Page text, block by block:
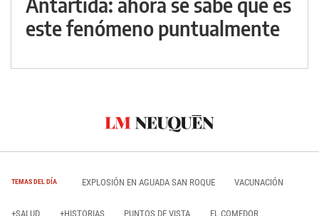
este fenómeno puntualmente
TEMAS DEL DÍA EXPLOSIÓN EN AGUADA SAN ROQUE VACUNACIÓN
+SALUD +HISTORIAS PUNTOS DE VISTA EL COMEDOR